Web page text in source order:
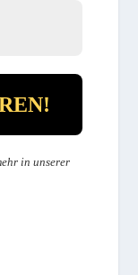
in unserer